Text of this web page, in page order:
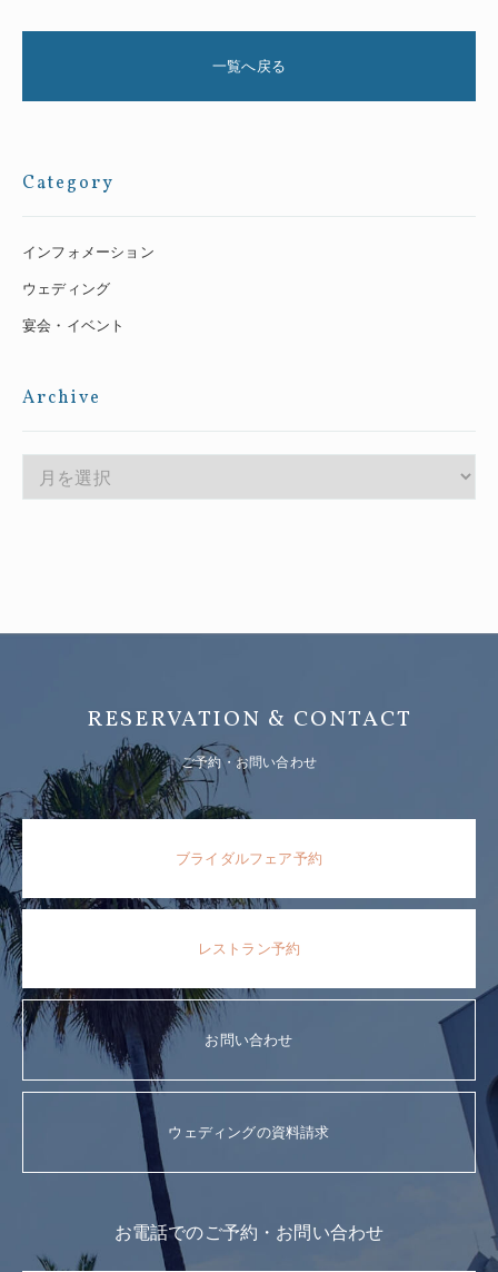
一覧へ戻る
Category
インフォメーション
ウェディング
宴会・イベント
Archive
RESERVATION & CONTACT
ご予約・お問い合わせ
ブライダルフェア予約
レストラン予約
お問い合わせ
ウェディングの資料請求
お電話でのご予約・お問い合わせ